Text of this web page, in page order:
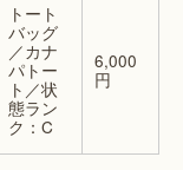
トート
バッグ
／カナ
パトー
ト／状
態ラン
ク：C
6,000
円